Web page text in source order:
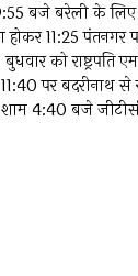
बजे बरेली के
11:25 पंतनगर
को
पर बदरीनाथ
4:40 बजे